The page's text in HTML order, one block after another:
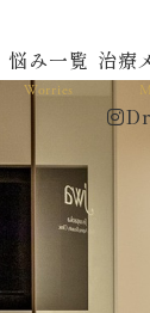
悩み一覧
Worries
治療